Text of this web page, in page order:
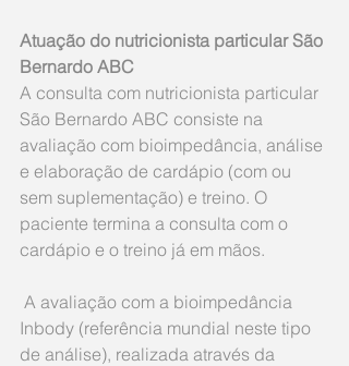
Atuação do nutricionista particular São
Bernardo ABC
A consulta com nutricionista particular
São Bernardo ABC consiste na
avaliação com bioimpedância, análise
e elaboração de cardápio (com ou
sem suplementação) e treino. O
paciente termina a consulta com o
cardápio e o treino já em mãos.
Inbody (referência mundial neste tipo
de análise), realizada através da